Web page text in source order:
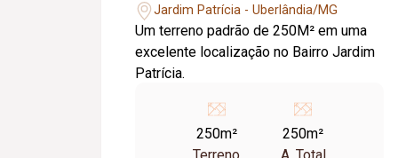
Jardim Patrícia - Uberlândia/MG
Um terreno padrão de 250M² em uma
excelente localização no Bairro Jardim
Patrícia.
250m²
250m²